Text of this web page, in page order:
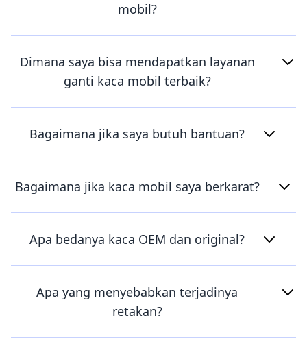
mobil?
Dimana saya bisa mendapatkan layanan
ganti kaca mobil terbaik?
Bagaimana jika saya butuh bantuan?
Bagaimana jika kaca mobil saya berkarat?
Apa bedanya kaca OEM dan original?
Apa yang menyebabkan terjadinya
retakan?